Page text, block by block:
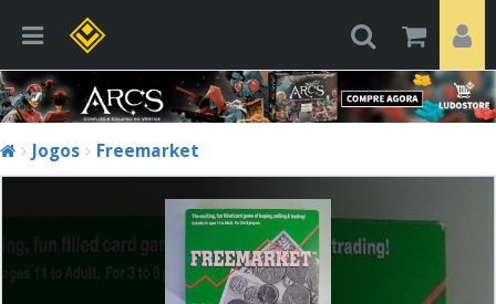
Jogos Freemarket